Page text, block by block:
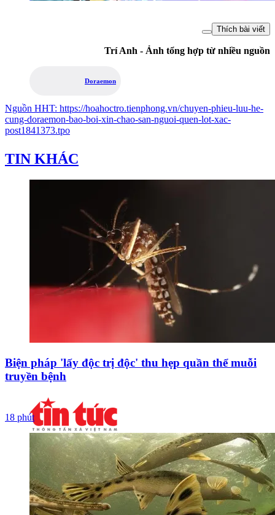
Thích bài viết
Trí Anh - Ảnh tổng hợp từ nhiều nguồn
Doraemon
Nguồn HHT: https://hoahoctro.tienphong.vn/chuyen-phieu-luu-he-
cung-doraemon-bao-boi-xin-chao-san-nguoi-quen-lot-xac-
post1841373.tpo
TIN KHÁC
Biện pháp 'lấy độc trị độc' thu hẹp quần thể muỗi
truyền bệnh
18 phút